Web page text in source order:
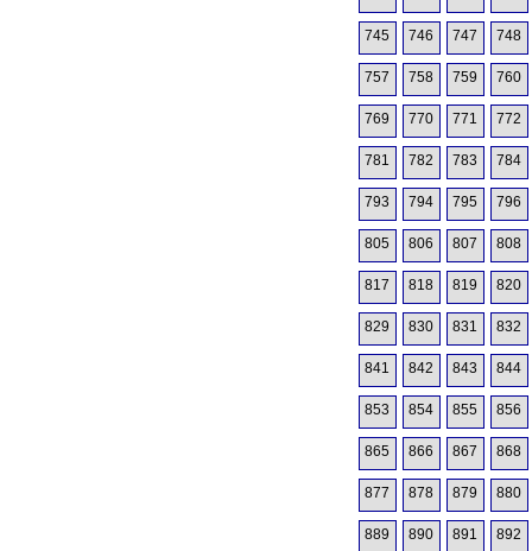
745 746 747 748
757 758 759 760
769 770 771 772
781 782 783 784
793 794 795 796
805 806 807 808
817 818 819 820
829 830 831 832
841 842 843 844
853 854 855 856
865 866 867 868
877 878 879 880
889 890 891 892